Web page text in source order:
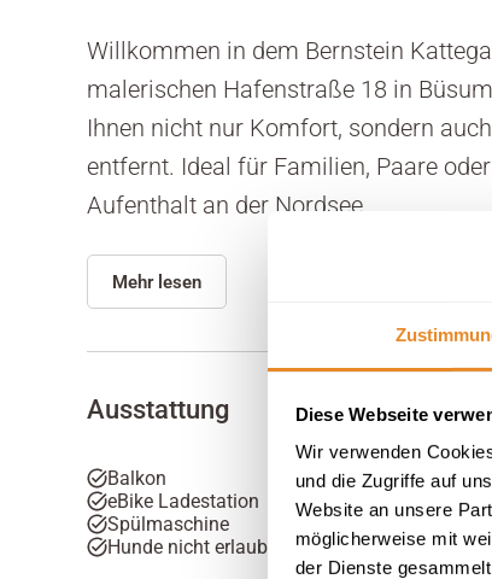
Diese Webseite
Wir verwenden
und die Zugriffe auf
Website an unsere
möglicherweise mit
der Dienste
Willkommen in dem Bernstein
malerischen Hafenstraße 18 in
Ihnen nicht nur Komfort, sondern
entfernt. Ideal für Familien, Paare
Aufenthalt an der Nordsee...
Mehr lesen
Ausstattung
Balkon
eBike Ladestation
Spülmaschine
Hunde nicht erlaubt